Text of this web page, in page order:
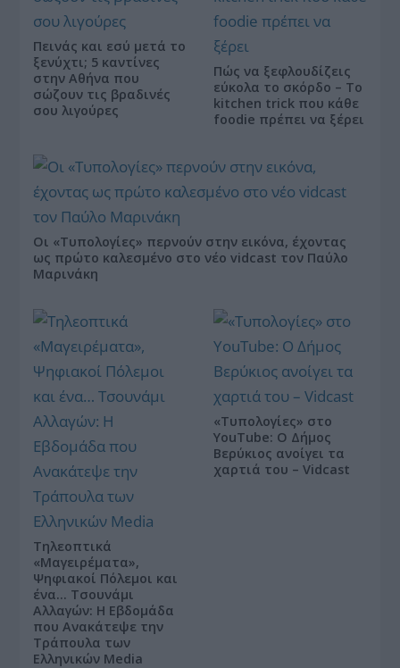
Πεινάς και εσύ μετά το
ξενύχτι; 5 καντίνες
στην Αθήνα που
σώζουν τις βραδινές
σου λιγούρες
Πώς να ξεφλουδίζεις
εύκολα το σκόρδο – Το
kitchen trick που κάθε
foodie πρέπει να ξέρει
Οι «Τυπολογίες» περνούν στην εικόνα, έχοντας
ως πρώτο καλεσμένο στο νέο vidcast τον Παύλο
Μαρινάκη
Τηλεοπτικά
«Μαγειρέματα»,
Ψηφιακοί Πόλεμοι και
ένα… Τσουνάμι
Αλλαγών: Η Εβδομάδα
που Ανακάτεψε την
Τράπουλα των
Ελληνικών Media
«Τυπολογίες» στο
YouTube: Ο Δήμος
Βερύκιος ανοίγει τα
χαρτιά του – Vidcast